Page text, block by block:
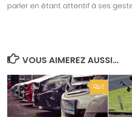
parler en étant attentif à ses
VOUS AIMEREZ AUSSI...
0